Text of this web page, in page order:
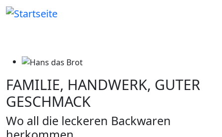
Direkt zum Inhalt
FAMILIE, HANDWERK, GUTER
GESCHMACK
Wo all die leckeren Backwaren